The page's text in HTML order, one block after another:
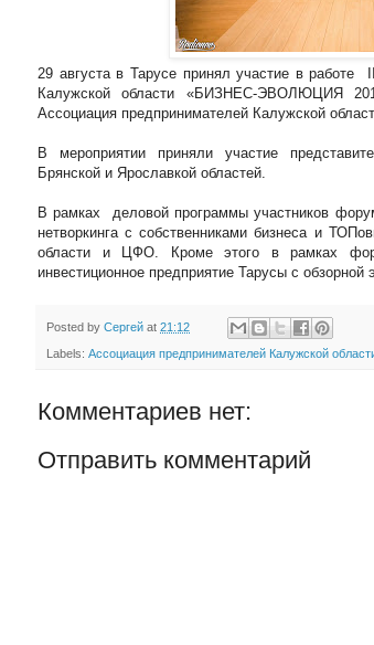
29 августа в Тарусе принял участие в
Калужской области «БИЗНЕС-ЭВОЛЮЦИЯ
Ассоциация предпринимателей Калужской
В мероприятии приняли участие
Брянской и Ярославкой областей.
В рамках деловой программы участников
нетворкинга с собственниками бизнеса и
области и ЦФО. Кроме этого в рамках
инвестиционное предприятие Тарусы с обзорной
Posted by Сергей at 21:12
Labels: Ассоциация предпринимателей Калужской
Комментариев нет:
Отправить комментарий